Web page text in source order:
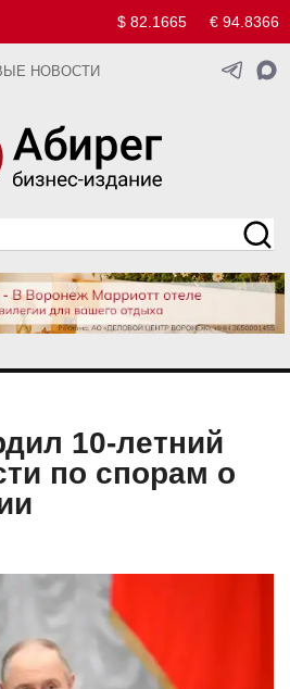
$ 82.1665 € 94.8366
НОВОСТИ
10-летний
по спорам о